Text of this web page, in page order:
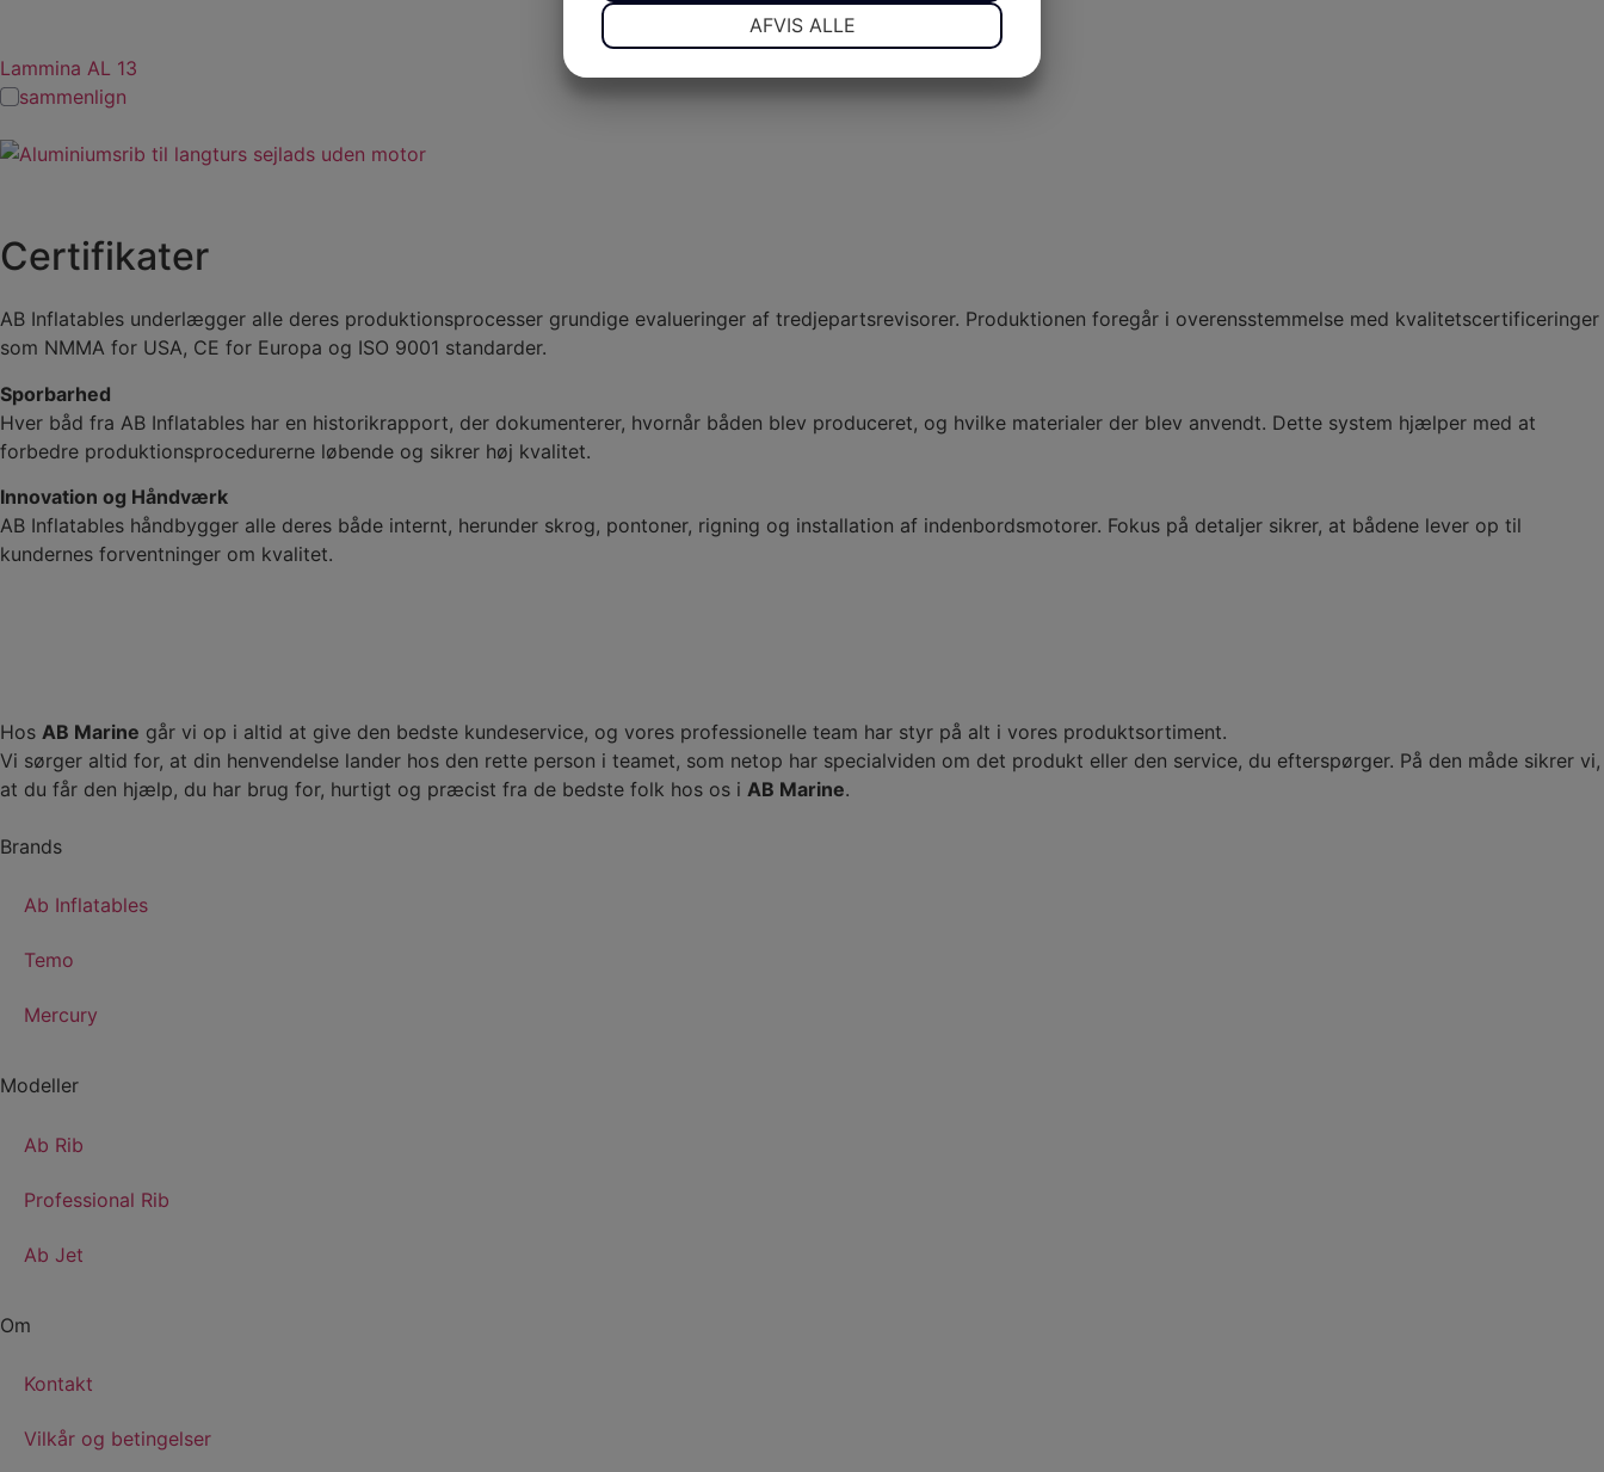
Lammina AL 13
sammenlign
Certifikater
AB Inflatables underlægger alle deres produktionsprocesser grundige evalueringer af tredjepartsrevisorer. Produktionen foregår i overensstemmelse med kvalitetscertificeringer
som NMMA for USA, CE for Europa og ISO 9001 standarder.
Sporbarhed
Hver båd fra AB Inflatables har en historikrapport, der dokumenterer, hvornår båden blev produceret, og hvilke materialer der blev anvendt. Dette system hjælper med at
forbedre produktionsprocedurerne løbende og sikrer høj kvalitet.
Innovation og Håndværk
AB Inflatables håndbygger alle deres både internt, herunder skrog, pontoner, rigning og installation af indenbordsmotorer. Fokus på detaljer sikrer, at bådene lever op til
kundernes forventninger om kvalitet.
Hos AB Marine går vi op i altid at give den bedste kundeservice, og vores professionelle team har styr på alt i vores produktsortiment.
Vi sørger altid for, at din henvendelse lander hos den rette person i teamet, som netop har specialviden om det produkt eller den service, du efterspørger. På den måde sikrer vi,
at du får den hjælp, du har brug for, hurtigt og præcist fra de bedste folk hos os i AB Marine.
Brands
Ab Inflatables
Temo
Mercury
Modeller
Ab Rib
Professional Rib
Ab Jet
Om
Kontakt
Vilkår og betingelser
AFVIS ALLE